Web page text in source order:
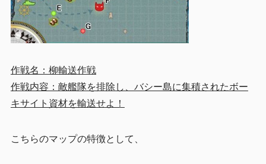
作戦名：柳輸送作戦
作戦内容：敵艦隊を排除し、バシー島に集積されたボー
キサイト資材を輸送せよ！
こちらのマップの特徴として、